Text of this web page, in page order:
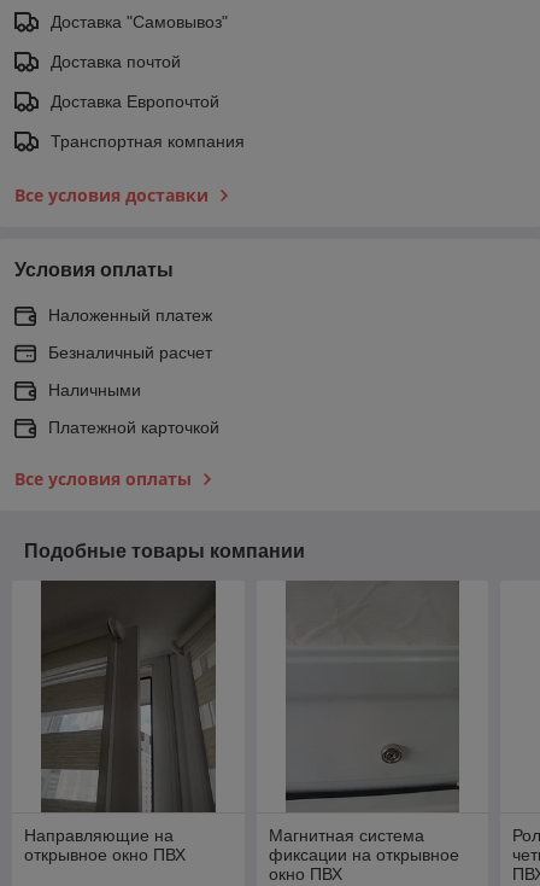
Доставка "Самовывоз"
Доставка почтой
Доставка Европочтой
Транспортная компания
Все условия доставки
Условия оплаты
Наложенный платеж
Безналичный расчет
Наличными
Платежной карточкой
Все условия оплаты
Подобные товары компании
Направляющие на
открывное окно ПВХ
Магнитная система
фиксации на открывное
окно ПВХ